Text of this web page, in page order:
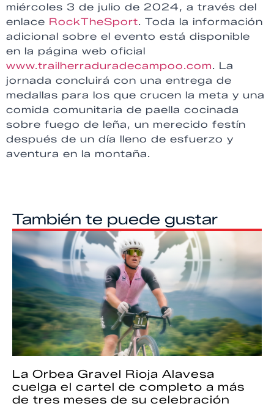
miércoles 3 de julio de 2024, a través del
enlace RockTheSport. Toda la información
adicional sobre el evento está disponible
en la página web oficial
www.trailherraduradecampoo.com. La
jornada concluirá con una entrega de
medallas para los que crucen la meta y una
comida comunitaria de paella cocinada
sobre fuego de leña, un merecido festín
después de un día lleno de esfuerzo y
aventura en la montaña.
También te puede gustar
La Orbea Gravel Rioja Alavesa
cuelga el cartel de completo a más
de tres meses de su celebración